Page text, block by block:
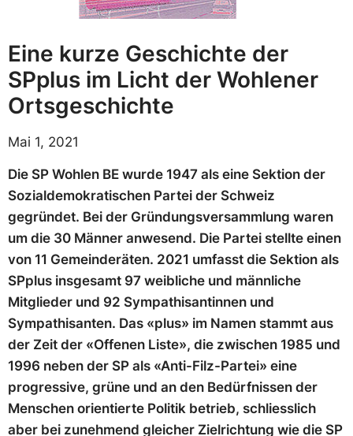
Eine kurze Geschichte der
SPplus im Licht der Wohlener
Ortsgeschichte
Mai 1, 2021
Die SP Wohlen BE wurde 1947 als eine Sektion der
Sozialdemokratischen Partei der Schweiz
gegründet. Bei der Gründungsversammlung waren
um die 30 Männer anwesend. Die Partei stellte einen
von 11 Gemeinderäten. 2021 umfasst die Sektion als
SPplus insgesamt 97 weibliche und männliche
Mitglieder und 92 Sympathisantinnen und
Sympathisanten. Das «plus» im Namen stammt aus
der Zeit der «Offenen Liste», die zwischen 1985 und
1996 neben der SP als «Anti-Filz-Partei» eine
progressive, grüne und an den Bedürfnissen der
Menschen orientierte Politik betrieb, schliesslich
aber bei zunehmend gleicher Zielrichtung wie die SP